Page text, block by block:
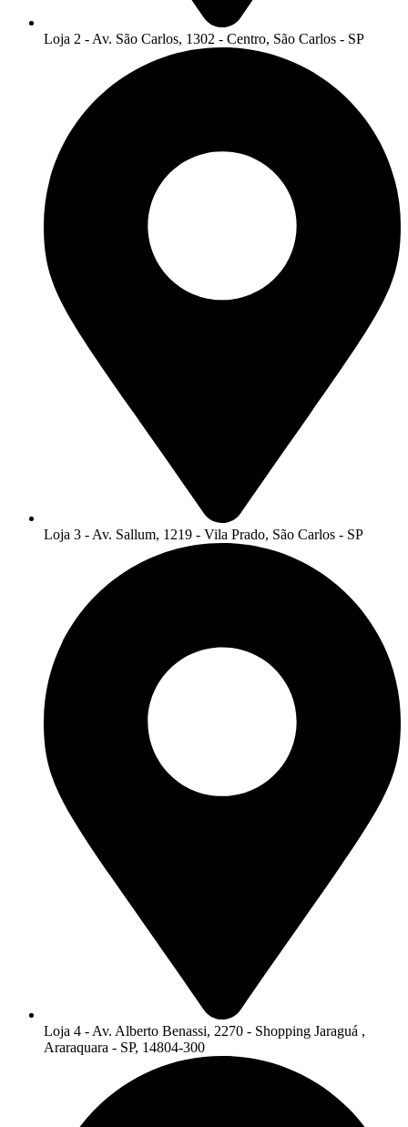
Loja 2 - Av. São Carlos, 1302 - Centro, São Carlos - SP
Loja 3 - Av. Sallum, 1219 - Vila Prado, São Carlos - SP
Loja 4 - Av. Alberto Benassi, 2270 - Shopping Jaraguá ,
Araraquara - SP, 14804-300